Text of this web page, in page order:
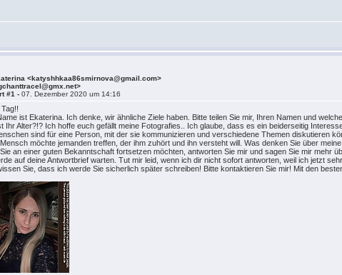
<katyshhkaa86smirnova@gmail.com>
#1 -07. Dezember 2020 um 14:16
ist Ekaterina. Ich denke, wir ähnliche Ziele haben. Bitte teilen Sie mir, Ihren Namen und
Ihr Alter?!? Ich hoffe euch gefällt meine Fotografies.. Ich glaube, dass es ein beiderseitig
sind für eine Person, mit der sie kommunizieren und verschiedene Themen diskutieren
möchte jemanden treffen, der ihm zuhört und ihn versteht will. Was denken Sie über
an einer guten Bekanntschaft fortsetzen möchten, antworten Sie mir und sagen Sie mir mehr
auf deine Antwortbrief warten. Tut mir leid, wenn ich dir nicht sofort antworten, weil ich jetzt
Sie, dass ich werde Sie sicherlich später schreiben! Bitte kontaktieren Sie mir! Mit den